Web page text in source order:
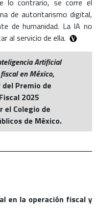
lo contrario, se corre el
de autoritarismo digital,
de humanidad. La IA no
al servicio de ella.
Artificial
en México,
Premio de
2025
el Colegio de
de México.
en la operación fiscal y